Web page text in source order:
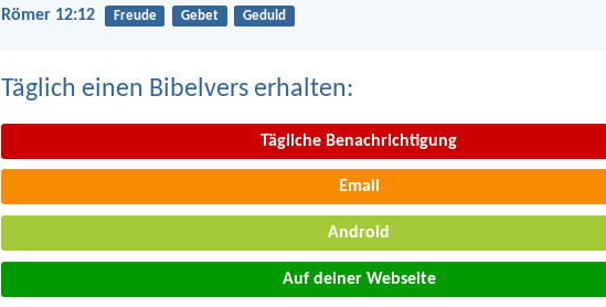
Römer 12:12 Freude Gebet Geduld
Täglich einen Bibelvers erhalten:
Tägliche Benachrichtigung
Email
Android
Auf deiner Webseite